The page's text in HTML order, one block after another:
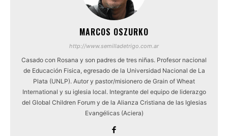
MARCOS OSZURKO
http://www.semilladetrigo.com.ar
Casado con Rosana y son padres de tres niñas. Profesor nacional
de Educación Fisica, egresado de la Universidad Nacional de La
Plata (UNLP). Autor y pastor/misionero de Grain of Wheat
International y su iglesia local. Integrante del equipo de liderazgo
del Global Children Forum y de la Alianza Cristiana de las Iglesias
Evangélicas (Aciera)